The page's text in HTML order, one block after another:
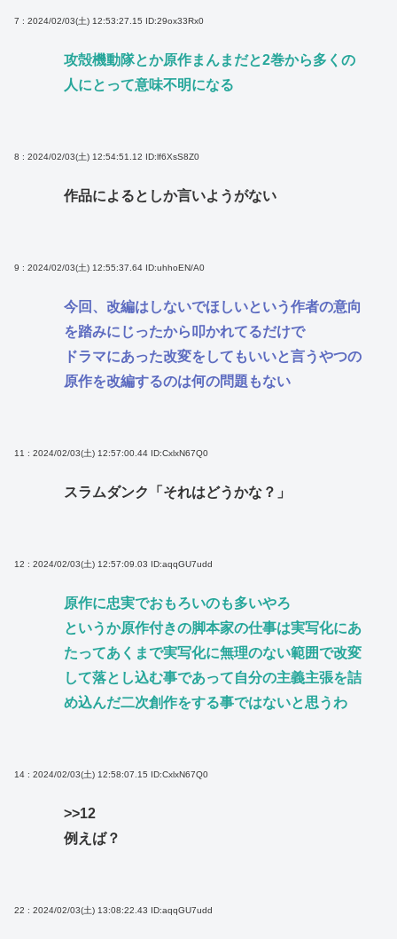
7 : 2024/02/03(土) 12:53:27.15 ID:29ox33Rx0
攻殻機動隊とか原作まんまだと2巻から多くの
人にとって意味不明になる
8 : 2024/02/03(土) 12:54:51.12 ID:lf6XsS8Z0
作品によるとしか言いようがない
9 : 2024/02/03(土) 12:55:37.64 ID:uhhoEN/A0
今回、改編はしないでほしいという作者の意向
を踏みにじったから叩かれてるだけで
ドラマにあった改変をしてもいいと言うやつの
原作を改編するのは何の問題もない
11 : 2024/02/03(土) 12:57:00.44 ID:CxlxN67Q0
スラムダンク「それはどうかな？」
12 : 2024/02/03(土) 12:57:09.03 ID:aqqGU7udd
原作に忠実でおもろいのも多いやろ
というか原作付きの脚本家の仕事は実写化にあ
たってあくまで実写化に無理のない範囲で改変
して落とし込む事であって自分の主義主張を詰
め込んだ二次創作をする事ではないと思うわ
14 : 2024/02/03(土) 12:58:07.15 ID:CxlxN67Q0
>>12
例えば？
22 : 2024/02/03(土) 13:08:22.43 ID:aqqGU7udd